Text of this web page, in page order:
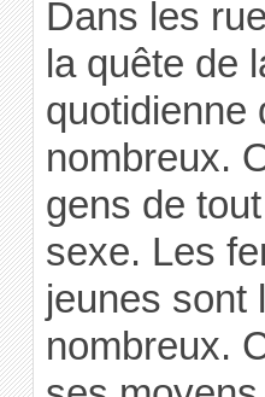
Dans les
la quête de
nombreux.
gens de
sexe. Les
jeunes sont
nombreux.